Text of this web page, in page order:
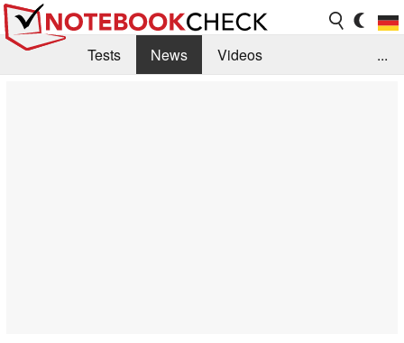
Tests News
Videos
...